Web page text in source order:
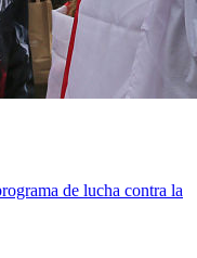
de lucha contra la